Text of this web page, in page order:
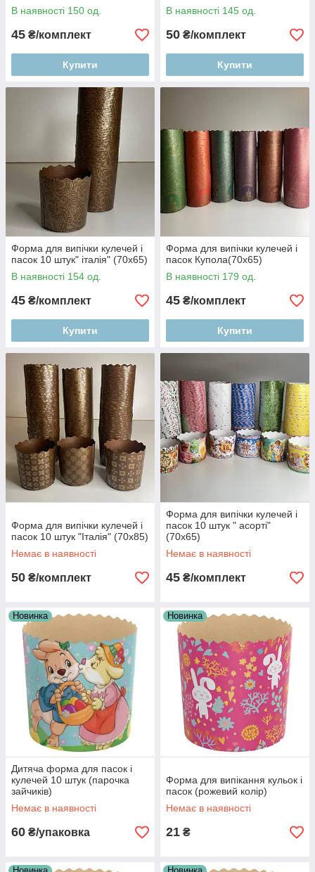
В наявності 150 од.
45 ₴/комплект
Купити
В наявності 145 од.
50 ₴/комплект
Купити
Форма для випічки кулечей і
пасок 10 штук" італія" (70х65)
В наявності 154 од.
45 ₴/комплект
Купити
Форма для випічки кулечей і
пасок Купола(70х65)
В наявності 179 од.
45 ₴/комплект
Купити
Форма для випічки кулечей і
пасок 10 штук "Італія" (70х85)
Немає в наявності
50 ₴/комплект
Форма для випічки кулечей і
пасок 10 штук " асорті"
(70х65)
Немає в наявності
45 ₴/комплект
Новинка
Дитяча форма для пасок і
кулечей 10 штук (парочка
зайчиків)
Немає в наявності
60 ₴/упаковка
Новинка
Форма для випікання кульок і
пасок (рожевий колір)
Немає в наявності
21 ₴